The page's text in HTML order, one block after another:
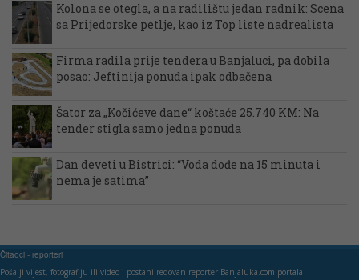
Kolona se otegla, a na radilištu jedan radnik: Scena
sa Prijedorske petlje, kao iz Top liste nadrealista
Firma radila prije tendera u Banjaluci, pa dobila
posao: Jeftinija ponuda ipak odbačena
Šator za „Kočićeve dane“ koštaće 25.740 KM: Na
tender stigla samo jedna ponuda
Dan deveti u Bistrici: “Voda dođe na 15 minuta i
nema je satima”
Čitaoci - reporteri
Pošalji vijest, fotografiju ili video i postani redovan reporter Banjaluka.com portala